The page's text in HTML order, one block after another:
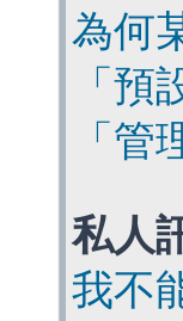
為何
「
「
私人
我不